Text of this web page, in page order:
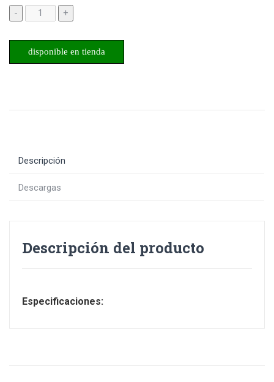
- +
disponible en tienda
Descripción
Descargas
Descripción del producto
Especificaciones: